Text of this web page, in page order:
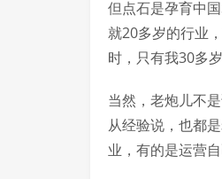
但点石是孕育中
就20多岁的行业
时，只有我30多
当然，老炮儿不
从经验说，也都
业，有的是运营